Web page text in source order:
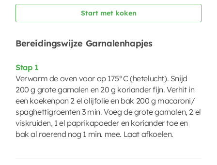
Start met koken
Bereidingswijze Garnalenhapjes
Stap 1
Verwarm de oven voor op 175°C (hetelucht). Snijd
200 g grote garnalen en 20 g koriander fijn. Verhit in
een koekenpan 2 el olijfolie en bak 200 g macaroni/
spaghettigroenten 3 min. Voeg de grote garnalen, 2 el
viskruiden, 1 el paprikapoeder en koriander toe en
bak al roerend nog 1 min. mee. Laat afkoelen.